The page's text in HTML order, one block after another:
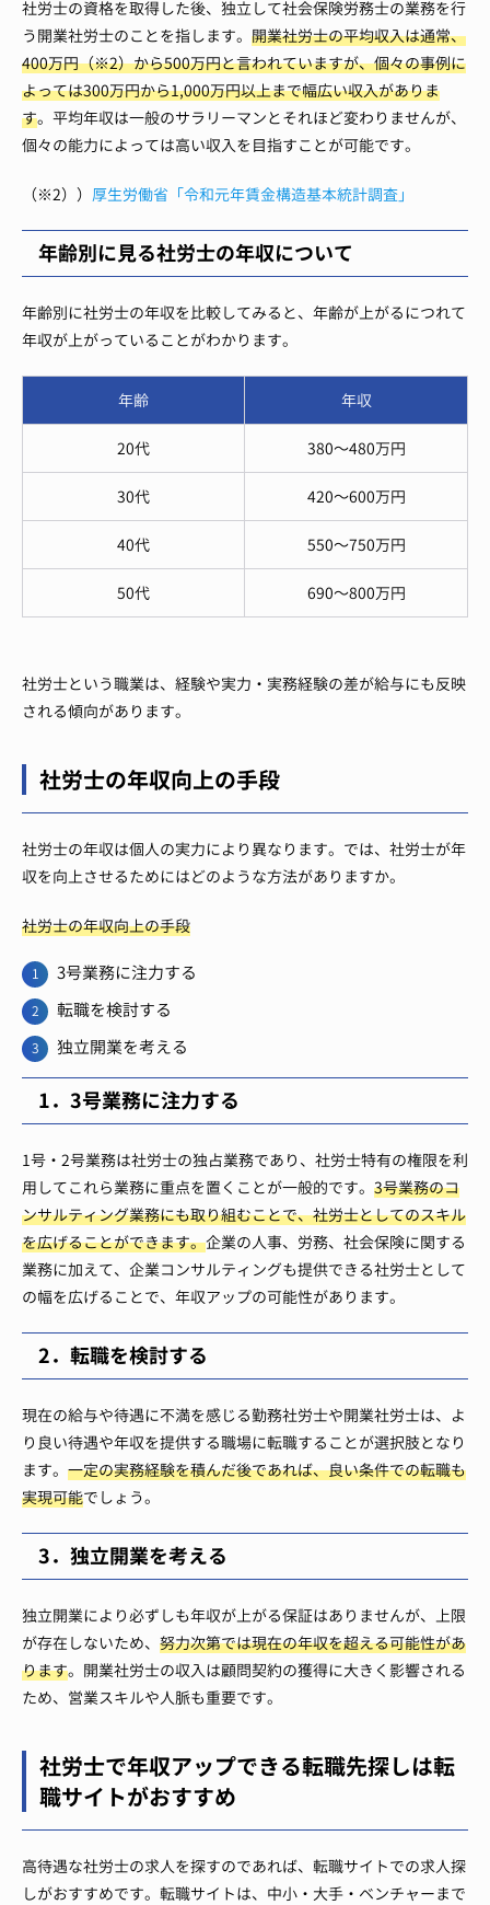
社労士の資格を取得した後、独立して社会保険労務士の業務を行
う開業社労士のことを指します。 開業社労士の平均収入は通常、
400万円（※2）から500万円と言われていますが、個々の事例に
よっては300万円から1,000万円以上まで幅広い収入がありま
す。平均年収は一般のサラリーマンとそれほど変わりませんが、
個々の能力によっては高い収入を目指すことが可能です。
（※2）） 厚生労働省「令和元年賃金構造基本統計調査」
年齢別に見る社労士の年収について
年齢別に社労士の年収を比較してみると、年齢が上がるにつれて
年収が上がっていることがわかります。
年齢 年収
20代 380〜480万円
30代 420〜600万円
40代 550〜750万円
50代 690〜800万円
社労士という職業は、経験や実力・実務経験の差が給与にも反映
される傾向があります。
社労士の年収向上の手段
社労士の年収は個人の実力により異なります。では、社労士が年
収を向上させるためにはどのような方法がありますか。
社労士の年収向上の手段
3号業務に注力する
転職を検討する
独立開業を考える
1．3号業務に注力する
1号・2号業務は社労士の独占業務であり、社労士特有の権限を利
用してこれら業務に重点を置くことが一般的です。 3号業務のコ
ンサルティング業務にも取り組むことで、社労士としてのスキル
を広げることができます。企業の人事、労務、社会保険に関する
業務に加えて、企業コンサルティングも提供できる社労士として
の幅を広げることで、年収アップの可能性があります。
2．転職を検討する
現在の給与や待遇に不満を感じる勤務社労士や開業社労士は、よ
り良い待遇や年収を提供する職場に転職することが選択肢となり
ます。 一定の実務経験を積んだ後であれば、良い条件での転職も
実現可能でしょう。
3．独立開業を考える
独立開業により必ずしも年収が上がる保証はありませんが、上限
が存在しないため、 努力次第では現在の年収を超える可能性があ
ります。開業社労士の収入は顧問契約の獲得に大きく影響される
ため、営業スキルや人脈も重要です。
社労士で年収アップできる転職先探しは転
職サイトがおすすめ
高待遇な社労士の求人を探すのであれば、転職サイトでの求人探
しがおすすめです。転職サイトは、中小・大手・ベンチャーまで